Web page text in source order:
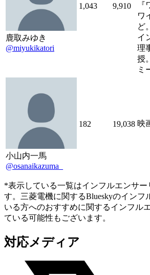
鹿取みゆき
@miyukikatori
1,043 9,910
ワ
ど
イ
理
授
ミ
小山内一馬
@osanaikazuma_
182 19,038 映
*表示している一覧はインフルエンサ
す。三菱電機に関するBlueskyのインフ
いる方へのおすすめに関するインフル
ている可能性もございます。
対応メディア